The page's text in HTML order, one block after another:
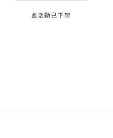
此活動已下架